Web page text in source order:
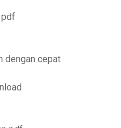
pdf
dengan cepat